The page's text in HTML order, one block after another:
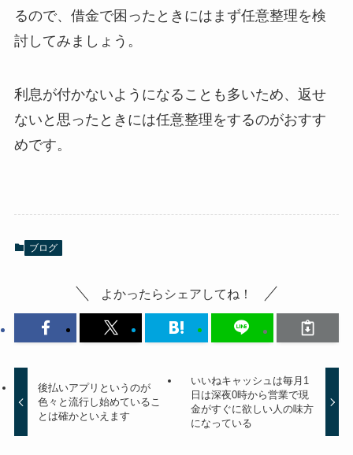
るので、借金で困ったときにはまず任意整理を検
討してみましょう。
利息が付かないようになることも多いため、返せ
ないと思ったときには任意整理をするのがおすす
めです。
ブログ
よかったらシェアしてね！
後払いアプリというのが
色々と流行し始めているこ
とは確かといえます
いいねキャッシュは毎月1
日は深夜0時から営業で現
金がすぐに欲しい人の味方
になっている